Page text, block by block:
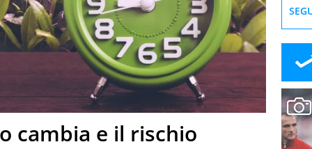
cambia e il rischio